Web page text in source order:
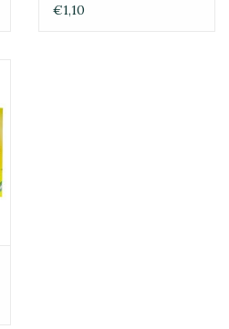
€1,10